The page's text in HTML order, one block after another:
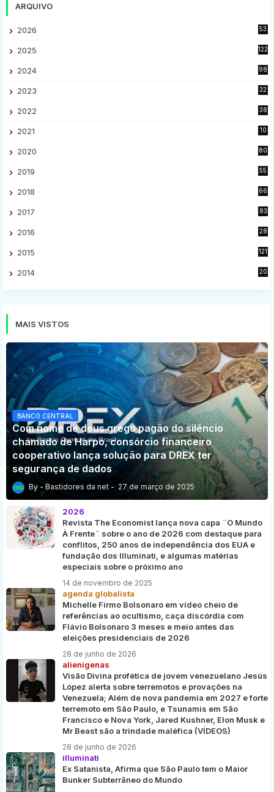
ARQUIVO
2026 53
2025 122
2024 98
2023
32
2022
38
2021
10
2020
80
2019
55
2018
66
2017
83
2016
28
2015
121
2014
20
MAIS VISTOS
BANCO CENTRAL
Com nome de deus grego pagão do silêncio
chamado de Harpo, consórcio financeiro
cooperativo lança solução para DREX ter
segurança de dados
Bastidores da net 27 de março de 2025
2026
Revista The Economist lança nova capa ¨O Mundo
À Frente¨ sobre o ano de 2026 com destaque para
conflitos, 250 anos de independência dos EUA e
fundação dos Illuminati, e algumas matérias
especiais sobre o próximo ano
14 de novembro de 2025
agenda globalista
Michelle Firmo Bolsonaro em vídeo cheio de
referências ao ocultismo, caça discórdia com
Flávio Bolsonaro 3 meses e meio antes das
eleições presidenciais de 2026
28 de junho de 2026
alienígenas
Visão Divina profética de jovem venezuelano Jesús
López alerta sobre terremotos e provações na
Venezuela; Além de nova pandemia em 2027 e forte
terremoto em São Paulo, e Tsunamis em São
Francisco e Nova York, Jared Kushner, Elon Musk e
Mr Beast são a trindade maléfica (VÍDEOS)
28 de junho de 2026
illuminati
Ex Satanista, Afirma que São Paulo tem o Maior
Bunker Subterrâneo do Mundo